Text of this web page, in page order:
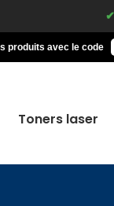
produits avec le code
Toners laser